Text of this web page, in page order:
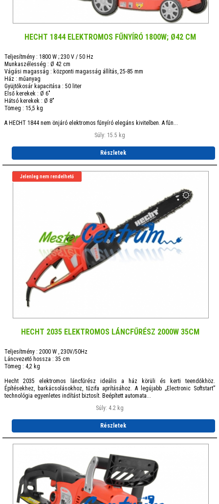
HECHT 1844 ELEKTROMOS FŰNYÍRÓ 1800W; Ø42 CM
Teljesítmény : 1800 W ; 230 V / 50 Hz
Munkaszélesség : Ø 42 cm
Vágási magasság : központi magasság állítás, 25-85 mm
Ház : műanyag
Gyüjtőkosár kapacitása : 50 liter
Első kerekek : Ø 6"
Hátsó kerekek : Ø 8"
Tömeg : 15,5 kg
A HECHT 1844 nem önjáró elektromos fűnyíró elegáns kivitelben. A fűn...
Súly: 15.5 kg
Részletek
Jelenleg nem rendelhető
HECHT 2035 ELEKTROMOS LÁNCFŰRÉSZ 2000W 35CM
Teljesítmény : 2000 W , 230V/50Hz
Láncvezető hossza : 35 cm
Tömeg : 4,2 kg
Hecht 2035 elektromos láncfűrész ideális a ház körüli és kerti teendőkhöz.
Építésekhez, barkácsolásokhoz, tűzifa aprításához. A legújabb „Electronic Softstart”
technológia egyenletes indítást biztosít. Beépített automata...
Súly: 4.2 kg
Részletek